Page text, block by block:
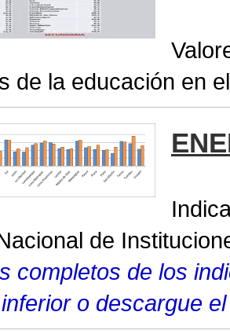
de la educación en
de
completos de los
o descargue